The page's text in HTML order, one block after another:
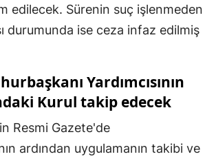
edilecek. Sürenin suç işlenmeden
durumunda ise ceza infaz edilmiş
Yardımcısının
Kurul takip edecek
Resmi Gazete'de
ardından uygulamanın takibi ve